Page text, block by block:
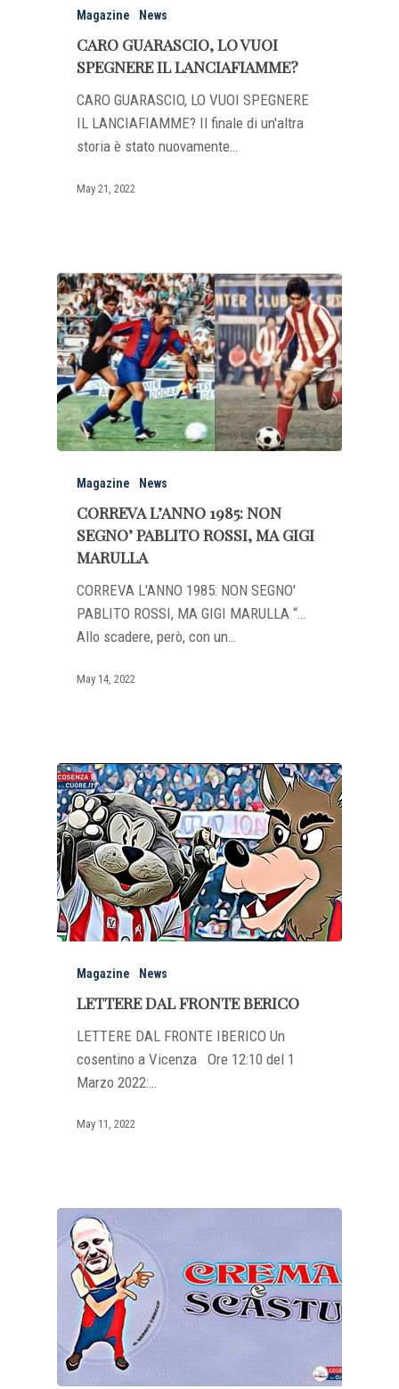
Magazine News
CARO GUARASCIO, LO VUOI
SPEGNERE IL LANCIAFIAMME?
CARO GUARASCIO, LO VUOI SPEGNERE
IL LANCIAFIAMME? Il finale di un'altra
storia è stato nuovamente…
May 21, 2022
Magazine News
CORREVA L’ANNO 1985: NON
SEGNO’ PABLITO ROSSI, MA GIGI
MARULLA
CORREVA L'ANNO 1985: NON SEGNO'
PABLITO ROSSI, MA GIGI MARULLA “…
Allo scadere, però, con un…
May 14, 2022
Magazine News
LETTERE DAL FRONTE BERICO
LETTERE DAL FRONTE IBERICO Un
cosentino a Vicenza Ore 12:10 del 1
Marzo 2022:…
May 11, 2022